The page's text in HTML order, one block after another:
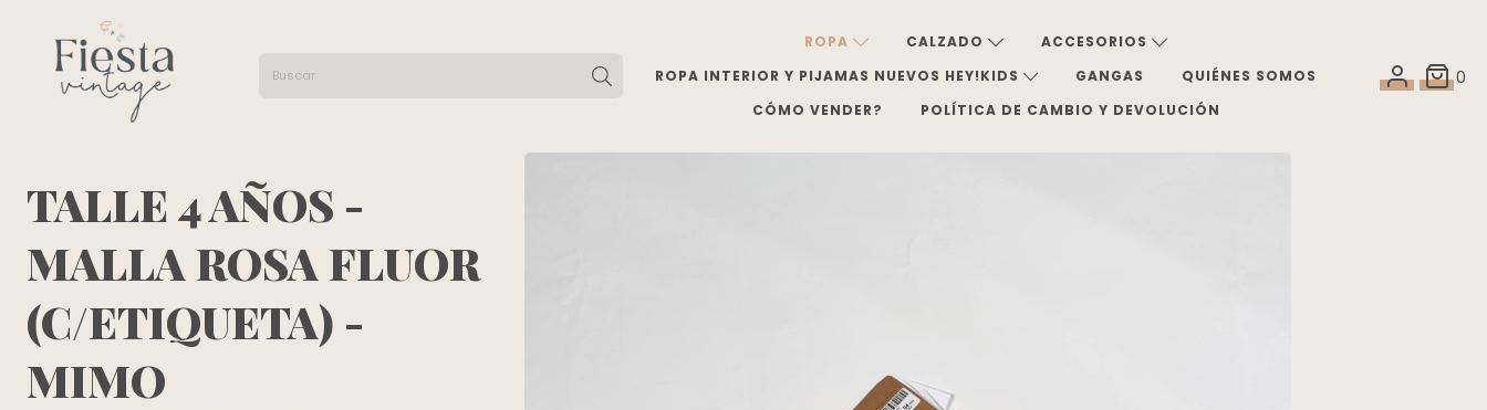
ROPA CALZADO
ACCESORIOS
ROPA INTERIOR Y PIJAMAS NUEVOS HEY!KIDS
GANGAS
QUIÉNES SOMOS
CÓMO VENDER?
POLÍTICA DE CAMBIO Y DEVOLUCIÓN
0
TALLE 4 AÑOS -
MALLA ROSA FLUOR
(C/ETIQUETA) -
MIMO